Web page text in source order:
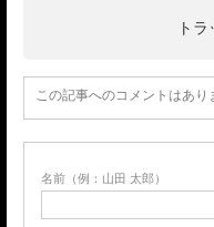
ト
この記事へのコメントはあり
名前（例：山田 太郎）